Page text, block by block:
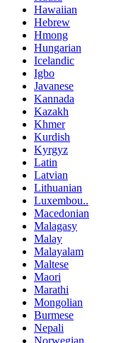
Hawaiian
Hebrew
Hmong
Hungarian
Icelandic
Igbo
Javanese
Kannada
Kazakh
Khmer
Kurdish
Kyrgyz
Latin
Latvian
Lithuanian
Luxembou..
Macedonian
Malagasy
Malay
Malayalam
Maltese
Maori
Marathi
Mongolian
Burmese
Nepali